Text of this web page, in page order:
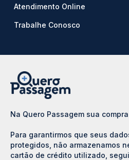
Atendimento Online
Trabalhe Conosco
Na Quero Passagem sua
Para garantirmos que seus
protegidos, não armazenamos
cartão de crédito utilizado,